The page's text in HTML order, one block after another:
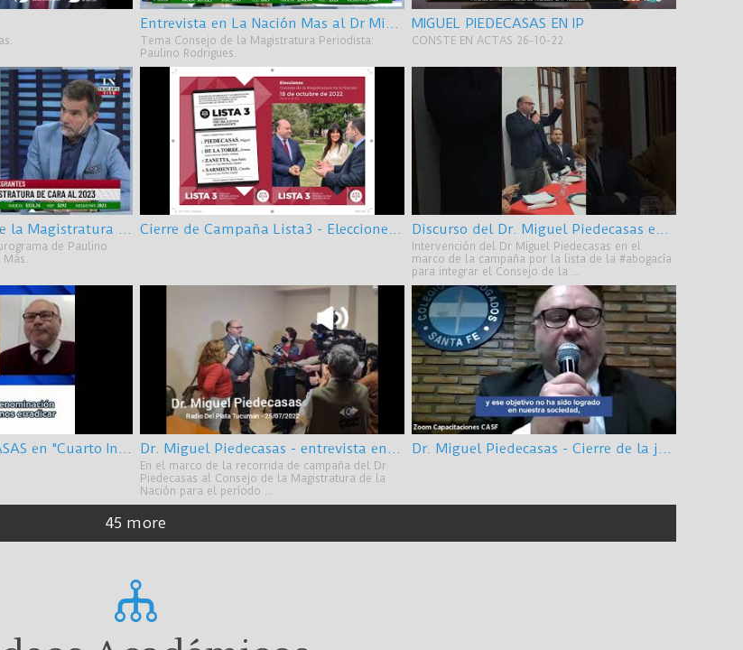
Entrevista en La Nación Mas al Dr Miguel Piedecasas
Tema Consejo de la Magistratura Periodista:
Paulino Rodrigues.
MIGUEL PIEDECASAS EN IP
CONSTE EN ACTAS 26-10-22.
El rol del Consejo de la Magistratura de cara al 2023
de Paulino
Más.
Cierre de Campaña Lista3 - Elecciones Consejo de la Magistratura Discurso del Dr. Miguel Piedecasas en Lanús 27 sept 2022
Intervención del Dr Miguel Piedecasas en el
marco de la campaña por la lista de la #abogacía
para integrar el Consejo de la ...
Dr. MIGUEL PIEDECASAS en "Cuarto Intermedio" - Colegio Público de Abogados de SALTA 10/08/2022 Dr. Miguel Piedecasas - entrevista en Radio del Plata Tucumán 25/07/2022
En el marco de la recorrida de campaña del Dr
Piedecasas al Consejo de la Magistratura de la
Nación para el período ...
Dr. Miguel Piedecasas - Cierre de la jornada homenaje a Mosset Iturraspe - Santa Fe - subtitulado
45 more